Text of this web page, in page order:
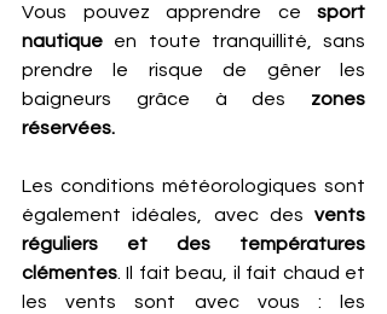
Vous pouvez apprendre ce sport
nautique en toute tranquillité, sans
prendre le risque de gêner les
baigneurs grâce à des zones
réservées.
Les conditions météorologiques sont
également idéales, avec des vents
réguliers et des températures
clémentes . Il fait beau, il fait chaud et
les vents sont avec vous : les